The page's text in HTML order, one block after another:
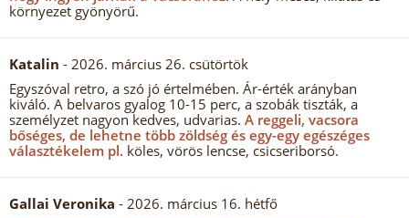
környezet gyönyörű.
Katalin - 2026. március 26. csütörtök
Egyszóval retro, a szó jó értelmében. Ár-érték arányban
kiváló. A belvaros gyalog 10-15 perc, a szobák tiszták, a
személyzet nagyon kedves, udvarias. A reggeli, vacsora
bőséges, de lehetne több zöldség és egy-egy egészéges
választékelem pl. köles, vörös lencse, csicseriborsó.
Gallai Veronika - 2026. március 16. hétfő